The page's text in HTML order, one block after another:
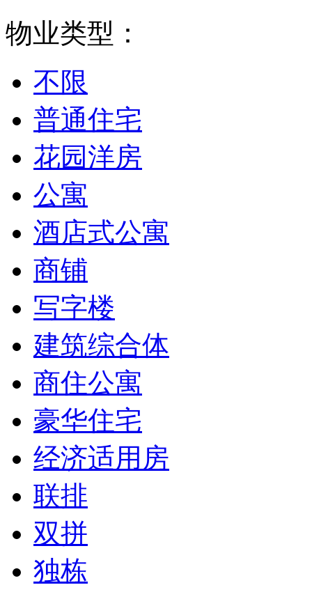
物业类型：
不限
普通住宅
花园洋房
公寓
酒店式公寓
商铺
写字楼
建筑综合体
商住公寓
豪华住宅
经济适用房
联排
双拼
独栋